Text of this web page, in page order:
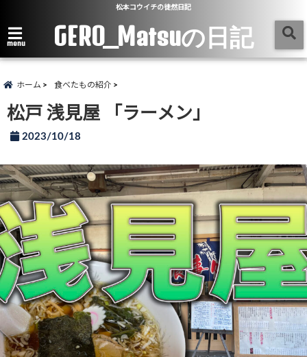
松本コウイチの徒然日記
menu GERO_Matsuの日記
ホーム 食べたもの紹介
松戸 浅見屋 「ラーメン」
2023/10/18